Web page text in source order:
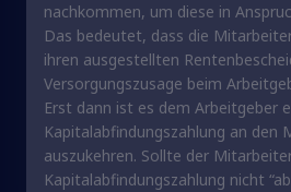
nachkommen, um diese in
Das bedeutet, dass die
ihren ausgestellten
Versorgungszusage beim
Erst dann ist es dem Arbeitgeber
Kapitalabfindungszahlung an den
auszukehren. Sollte der
Kapitalabfindungszahlung nicht